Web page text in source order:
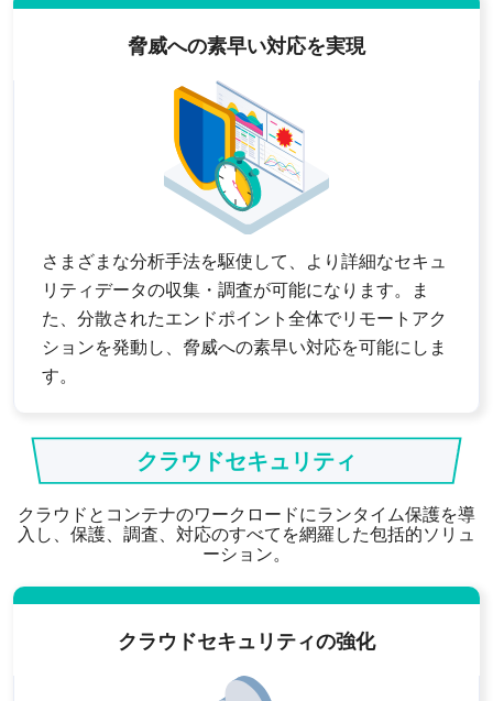
脅威への素早い対応を実現
さまざまな分析手法を駆使して、より詳細なセキュ
リティデータの収集・調査が可能になります。ま
た、分散されたエンドポイント全体でリモートアク
ションを発動し、脅威への素早い対応を可能にしま
す。
クラウドセキュリティ
クラウドとコンテナのワークロードにランタイム保護を導
入し、保護、調査、対応のすべてを網羅した包括的ソリュ
ーション。
クラウドセキュリティの強化